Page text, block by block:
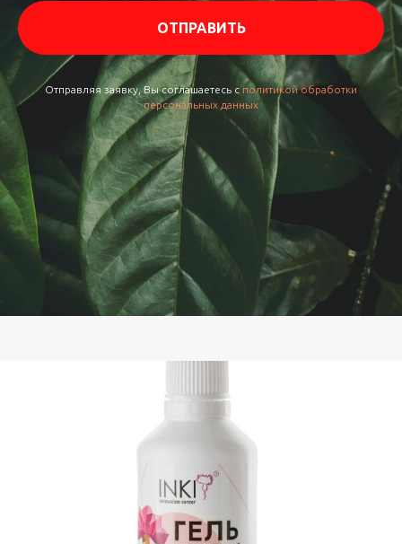
ОТПРАВИТЬ
Отправляя заявку, Вы соглашаетесь с политикой обработки
персональных данных